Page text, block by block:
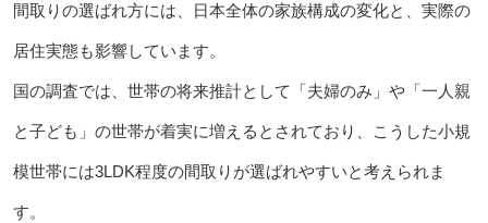
間取りの選ばれ方には、日本全体の家族構成の変化と、実際の
居住実態も影響しています。
国の調査では、世帯の将来推計として「夫婦のみ」や「一人親
と子ども」の世帯が着実に増えるとされており、こうした小規
模世帯には3LDK程度の間取りが選ばれやすいと考えられま
す。